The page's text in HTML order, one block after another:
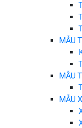
MẪU
MẪU
MẪU